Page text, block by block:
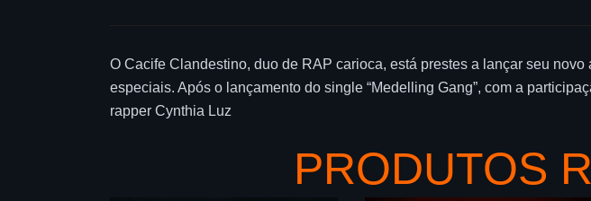
O Cacife Clandestino, duo de RAP carioca, está prestes a lançar seu
especiais. Após o lançamento do single “Medelling Gang”, com a
rapper Cynthia Luz
PRODUTOS